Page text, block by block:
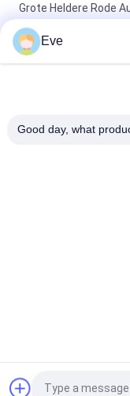
Grote Heldere Rode
Autolak Spuitverf
Niet-giftige,
bescherming
Vernis Van De Auto
Eve
Good day, what